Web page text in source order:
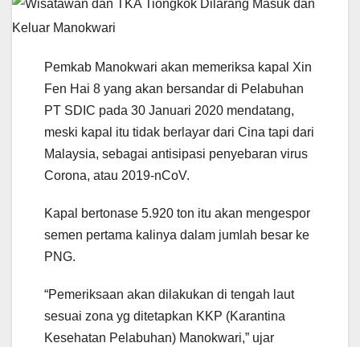
Pemkab Manokwari akan memeriksa kapal Xin
Fen Hai 8 yang akan bersandar di Pelabuhan
PT SDIC pada 30 Januari 2020 mendatang,
meski kapal itu tidak berlayar dari Cina tapi dari
Malaysia, sebagai antisipasi penyebaran virus
Corona, atau 2019-nCoV.
Kapal bertonase 5.920 ton itu akan mengespor
semen pertama kalinya dalam jumlah besar ke
PNG.
“Pemeriksaan akan dilakukan di tengah laut
sesuai zona yg ditetapkan KKP (Karantina
Kesehatan Pelabuhan) Manokwari,” ujar